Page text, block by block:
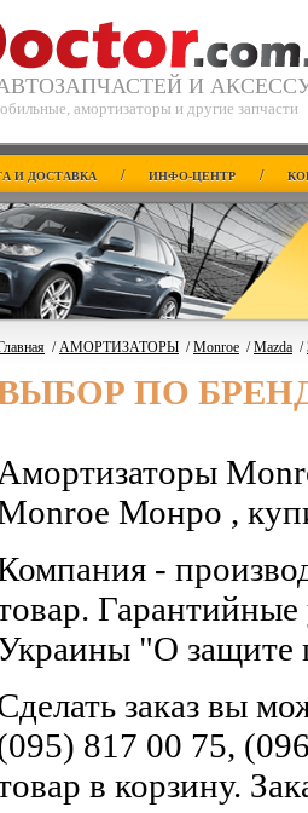
И
амортизаторы и другие запчасти
И ДОСТАВКА / ИНФО-ЦЕНТР /
/АМОРТИЗАТОРЫ /Monroe /Mazda /
ПО
Амортизаторы
Монро ,
-
Гарантийные
"О защите
заказ вы
817 00 75,
в корзину.